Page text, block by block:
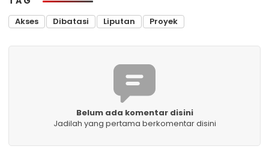
Akses Dibatasi Liputan Proyek
Belum ada komentar disini
Jadilah yang pertama berkomentar disini